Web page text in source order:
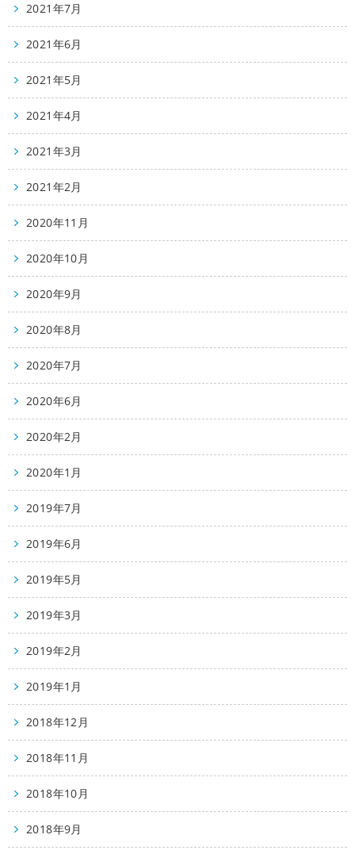
2021年7月
2021年6月
2021年5月
2021年4月
2021年3月
2021年2月
2020年11月
2020年10月
2020年9月
2020年8月
2020年7月
2020年6月
2020年2月
2020年1月
2019年7月
2019年6月
2019年5月
2019年3月
2019年2月
2019年1月
2018年12月
2018年11月
2018年10月
2018年9月